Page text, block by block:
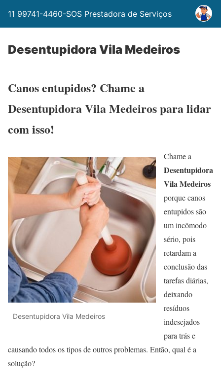
11 99741-4460-SOS Prestadora de Serviços
Desentupidora Vila Medeiros
Canos entupidos? Chame a
Desentupidora Vila Medeiros para lidar
com isso!
Desentupidora Vila Medeiros
Chame a
Desentupidora
Vila Medeiros
porque canos
entupidos são
um incômodo
sério, pois
retardam a
conclusão das
tarefas diárias,
deixando
resíduos
indesejados
para trás e
causando todos os tipos de outros problemas. Então, qual é a
solução?